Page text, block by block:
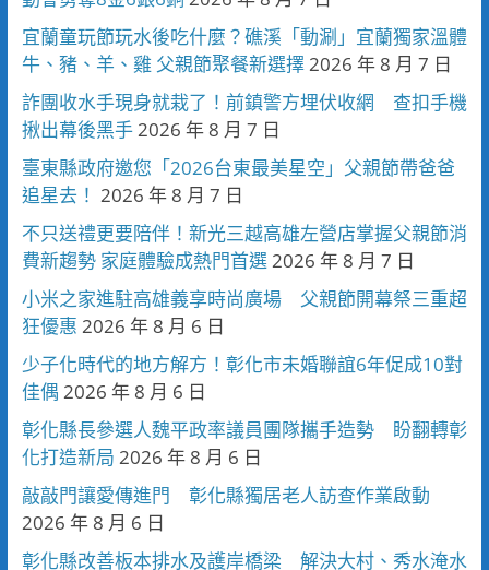
宜蘭童玩節玩水後吃什麼？礁溪「動涮」宜蘭獨家溫體
牛、豬、羊、雞 父親節聚餐新選擇2026 年 8 月 7 日
詐團收水手現身就栽了！前鎮警方埋伏收網 查扣手機
揪出幕後黑手2026 年 8 月 7 日
臺東縣政府邀您「2026台東最美星空」父親節帶爸爸
追星去！ 2026 年 8 月 7 日
不只送禮更要陪伴！新光三越高雄左營店掌握父親節消
費新趨勢 家庭體驗成熱門首選2026 年 8 月 7 日
小米之家進駐高雄義享時尚廣場 父親節開幕祭三重超
狂優惠 2026 年 8 月 6 日
少子化時代的地方解方！彰化市未婚聯誼6年促成10對
佳偶 2026 年 8 月 6 日
彰化縣長參選人魏平政率議員團隊攜手造勢 盼翻轉彰
化打造新局 2026 年 8 月 6 日
敲敲門讓愛傳進門 彰化縣獨居老人訪查作業啟動
2026 年 8 月 6 日
彰化縣改善板本排水及護岸橋梁 解決大村、秀水淹水